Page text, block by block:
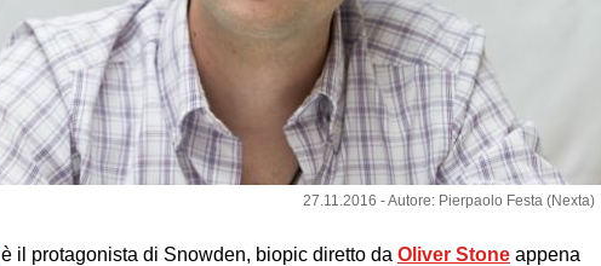
27.11.2016 - Autore: Pierpaolo Festa (Nexta)
è il protagonista di Snowden, biopic diretto da Oliver Stone appena